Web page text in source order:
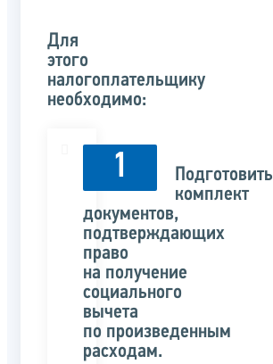
Для
этого
налогоплательщику
необходимо:
1
Подготовить
комплект
документов,
подтверждающих
право
на получение
социального
вычета
по произведенным
расходам.